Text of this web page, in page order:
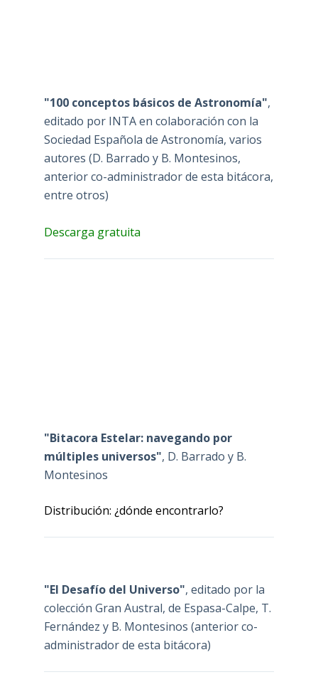
"100 conceptos básicos de Astronomía",
editado por INTA en colaboración con la
Sociedad Española de Astronomía, varios
autores (D. Barrado y B. Montesinos,
anterior co-administrador de esta bitácora,
entre otros)
Descarga gratuita
"Bitacora Estelar: navegando por
múltiples universos", D. Barrado y B.
Montesinos
Distribución: ¿dónde encontrarlo?
"El Desafío del Universo", editado por la
colección Gran Austral, de Espasa-Calpe, T.
Fernández y B. Montesinos (anterior co-
administrador de esta bitácora)